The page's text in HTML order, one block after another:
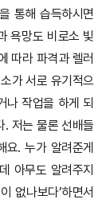
통해 습득하시면
욕망도 비로소 빛
따라 파격과 렐러
가 서로 유기적으
나 작업을 하게 되
. 저는 물론 선배들
. 누가 알려준게
아무도 알려주지
없나보다’하면서